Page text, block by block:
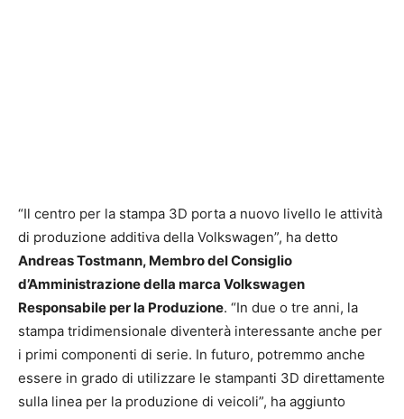
“Il centro per la stampa 3D porta a nuovo livello le attività
di produzione additiva della Volkswagen”, ha detto
Andreas Tostmann, Membro del Consiglio
d’Amministrazione della marca Volkswagen
Responsabile per la Produzione. “In due o tre anni, la
stampa tridimensionale diventerà interessante anche per
i primi componenti di serie. In futuro, potremmo anche
essere in grado di utilizzare le stampanti 3D direttamente
sulla linea per la produzione di veicoli”, ha aggiunto